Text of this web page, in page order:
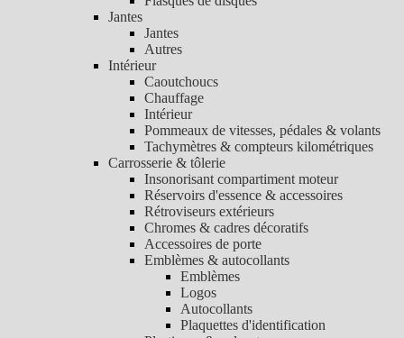
Jantes
Jantes
Autres
Intérieur
Caoutchoucs
Chauffage
Intérieur
Pommeaux de vitesses, pédales & volants
Tachymètres & compteurs kilométriques
Carrosserie & tôlerie
Insonorisant compartiment moteur
Réservoirs d'essence & accessoires
Rétroviseurs extérieurs
Chromes & cadres décoratifs
Accessoires de porte
Emblèmes & autocollants
Emblèmes
Logos
Autocollants
Plaquettes d'identification